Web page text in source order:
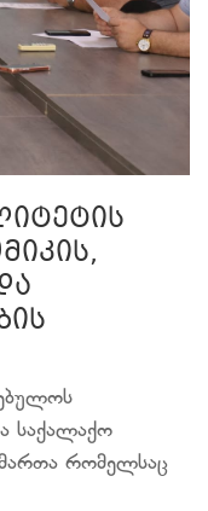
საქალაქო
რომელსაც